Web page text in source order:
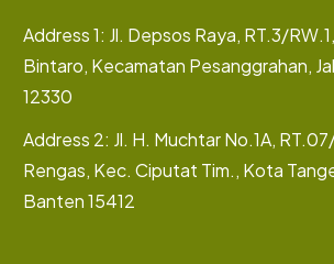
Address 1: Jl. Depsos Raya, RT.3/
Bintaro, Kecamatan Pesanggrahan,
12330
Address 2: Jl. H. Muchtar No.1A,
Rengas, Kec. Ciputat Tim., Kota
Banten 15412